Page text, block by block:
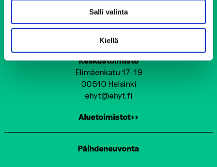
Salli valinta
Kiellä
Ehkäisevä päihdetyö EHYT ry
Keskustoimisto
Elimäenkatu 17-19
00510 Helsinki
ehyt@ehyt.fi
Aluetoimistot>>
Päihdeneuvonta